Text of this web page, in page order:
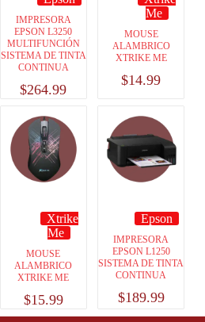
IMPRESORA
EPSON L3250
MULTIFUNCIÓN
SISTEMA DE TINTA
CONTINUA
$264.99
Me
MOUSE
ALAMBRICO
XTRIKE ME
$14.99
Xtrike
Me
MOUSE
ALAMBRICO
XTRIKE ME
$15.99
Epson
IMPRESORA
EPSON L1250
SISTEMA DE TINTA
CONTINUA
$189.99